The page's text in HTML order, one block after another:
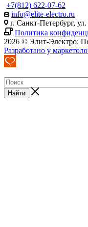
+7(812) 622-07-62
info@elite-electro.ru
г. Санкт-Петербург,
Политика
2026 © Элит-Электро:
Разработано у
Найти